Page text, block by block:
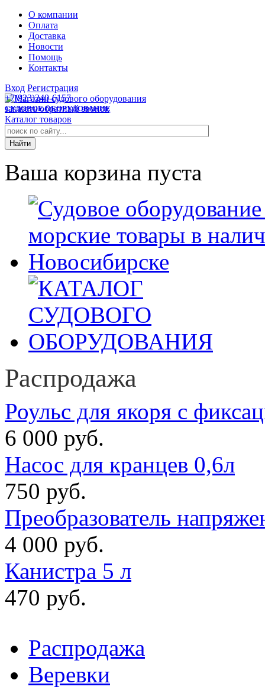
О компании
Оплата
Доставка
Новости
Помощь
Контакты
Вход Регистрация
СУДОВОЕ ОБОРУДОВАНИЕ
+7(923)240-6157
заказать обратный звонок
Каталог товаров
Ваша корзина пуста
Распродажа
Роульс для якоря с
6 000 руб.
Насос для кранцев 0,6л
750 руб.
Преобразователь
4 000 руб.
Канистра 5 л
470 руб.
Распродажа
Веревки